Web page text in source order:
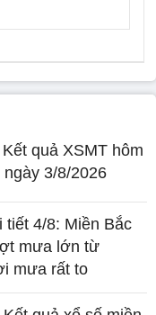
quả XSMT hôm
3/8/2026
tiết 4/8: Miền Bắc
mưa lớn từ
mưa rất to